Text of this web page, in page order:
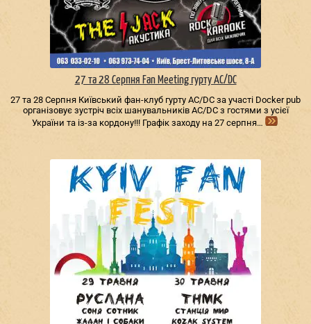
27 та 28 Серпня Fan Meeting гурту AC/DС
27 та 28 Серпня Київський фан-клуб гурту AC/DС за участі Docker pub
організовує зустріч всіх шанувальників AC/DС з гостями з усієї
України та із-за кордону!!! Графік заходу на 27 серпня…